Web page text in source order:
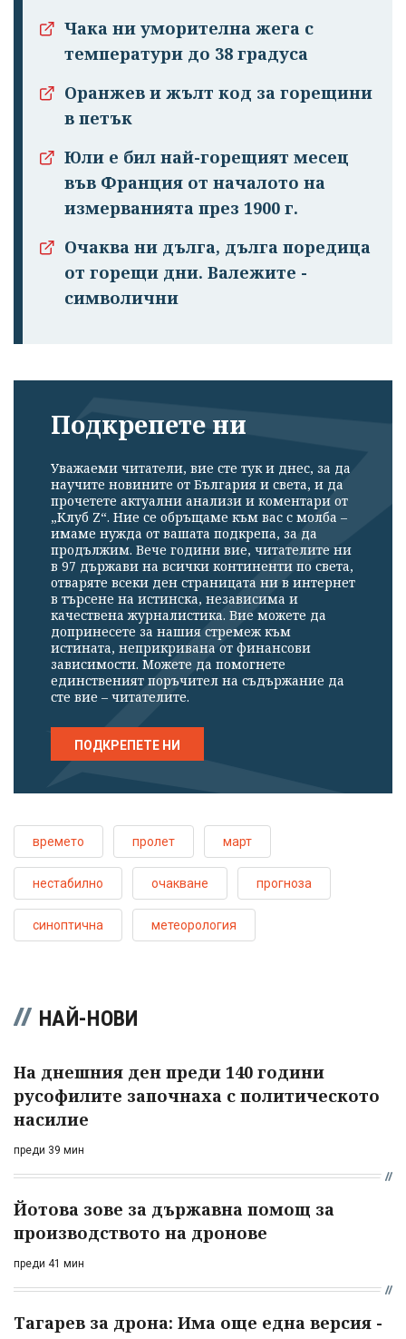
Чака ни уморителна жега с
температури до 38 градуса
Оранжев и жълт код за горещини
в петък
Юли е бил най-горещият месец
във Франция от началото на
измерванията през 1900 г.
Очаква ни дълга, дълга поредица
от горещи дни. Валежите -
символични
Подкрепете ни
Уважаеми читатели, вие сте тук и днес, за да
научите новините от България и света, и да
прочетете актуални анализи и коментари от
„Клуб Z“. Ние се обръщаме към вас с молба –
имаме нужда от вашата подкрепа, за да
продължим. Вече години вие, читателите ни
в 97 държави на всички континенти по света,
отваряте всеки ден страницата ни в интернет
в търсене на истинска, независима и
качествена журналистика. Вие можете да
допринесете за нашия стремеж към
истината, неприкривана от финансови
зависимости. Можете да помогнете
единственият поръчител на съдържание да
сте вие – читателите.
ПОДКРЕПЕТЕ НИ
времето пролет март
нестабилно очакване прогноза
синоптична метеорология
НАЙ-НОВИ
На днешния ден преди 140 години
русофилите започнаха с политическото
насилие
преди 39 мин
Йотова зове за държавна помощ за
производството на дронове
преди 41 мин
Тагарев за дрона: Има още една версия -